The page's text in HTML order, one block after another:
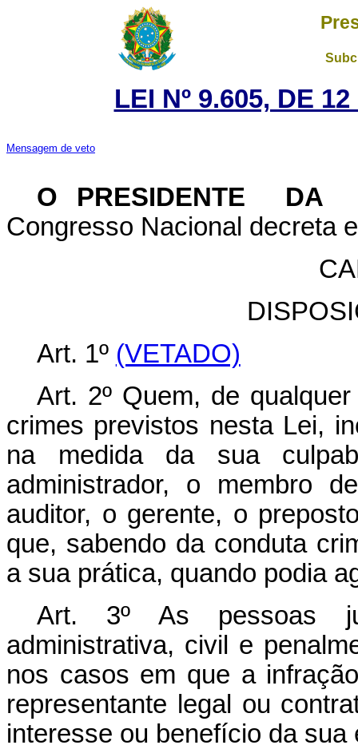
LEI Nº 9.605, DE
Mensagem de veto
O PRESIDENTE DA
Congresso Nacional decreta
Art. 1º (VETADO)
Art. 2º Quem, de
crimes previstos nesta Lei,
na medida da sua
administrador, o membro
auditor, o gerente, o
que, sabendo da conduta
a sua prática, quando podia
Art. 3º As pessoas
administrativa, civil e
nos casos em que a
representante legal ou
interesse ou benefício da sua